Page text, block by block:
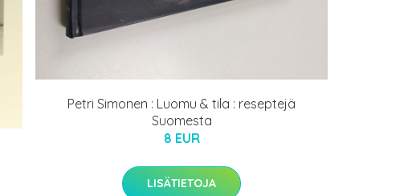
Petri Simonen : Luomu & tila : reseptejä
Suomesta
8 EUR
LISÄTIETOJA